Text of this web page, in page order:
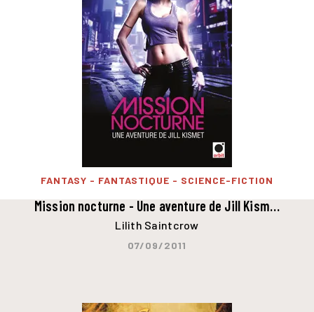
FANTASY - FANTASTIQUE - SCIENCE-FICTION
Mission nocturne - Une aventure de Jill Kism…
Lilith Saintcrow
07/09/2011